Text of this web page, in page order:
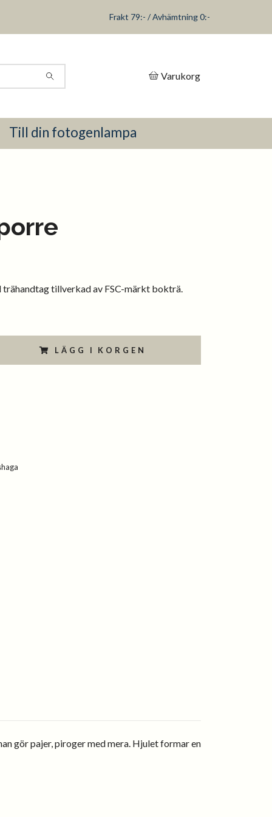
Frakt 79:- / Avhämtning 0:-
Varukorg
Till din fotogenlampa
trähandtag tillverkad av FSC-märkt bokträ.
LÄGG I KORGEN
gör pajer, piroger med mera. Hjulet formar en